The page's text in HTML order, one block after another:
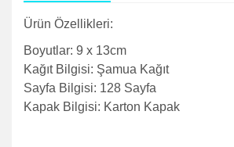
Ürün Özellikleri:
Boyutlar: 9 x 13cm
Kağıt Bilgisi: Şamua Kağıt
Sayfa Bilgisi: 128 Sayfa
Kapak Bilgisi: Karton Kapak